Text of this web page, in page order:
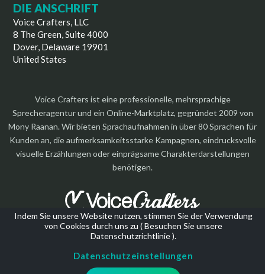
Indem Sie unsere Website nutzen, stimmen Sie der Verwendung
von Cookies durch uns zu (Besuchen Sie unsere
Datenschutzrichtlinie).
Datenschutzeinstellungen
DIE ANSCHRIFT
Voice Crafters, LLC
8 The Green, Suite 4000
Dover, Delaware 19901
United States
Voice Crafters ist eine professionelle, mehrsprachige
Sprecheragentur und ein Online-Marktplatz, gegründet 2009 von
Mony Raanan. Wir bieten Sprachaufnahmen in über 80 Sprachen für
Kunden an, die aufmerksamkeitsstarke Kampagnen, eindrucksvolle
visuelle Erzählungen oder einprägsame Charakterdarstellungen
benötigen.
Urheberrecht 2026 | Alle Rechte vorbehalten